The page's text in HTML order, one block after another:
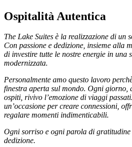
Ospitalità Autentica
The Lake Suites è la realizzazione di un
Con passione e dedizione, insieme alla
di investire tutte le nostre energie in una
modernizzata.
Personalmente amo questo lavoro
finestra aperta sul mondo. Ogni giorno,
ospiti, rivivo l’emozione di viaggi
un’occasione per creare connessioni,
regalare momenti indimenticabili.
Ogni sorriso e ogni parola di gratitudine
dedizione.